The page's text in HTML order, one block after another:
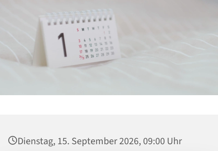
Dienstag, 15. September 2026, 09:00 Uhr